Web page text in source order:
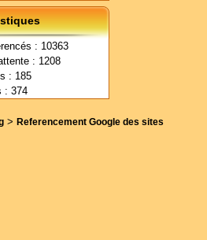
: 10363
: 1208
: 185
: 374
> Referencement Google des sites